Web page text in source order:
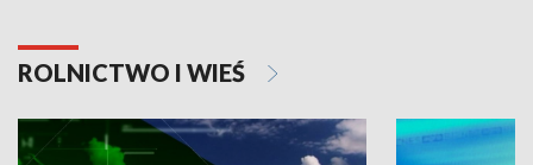
ROLNICTWO I WIEŚ